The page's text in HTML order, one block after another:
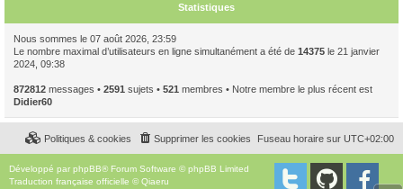
Statistiques
Nous sommes le 07 août 2026, 23:59
Le nombre maximal d’utilisateurs en ligne simultanément a été de 14375 le 21 janvier
2024, 09:38
872812 messages • 2591 sujets • 521 membres • Notre membre le plus récent est
Didier60
Fuseau horaire sur UTC+02:00
Supprimer les cookies
Politiques & cookies
Développé par phpBB® Forum Software © phpBB Limited
Traduction française officielle ©Qiaeru